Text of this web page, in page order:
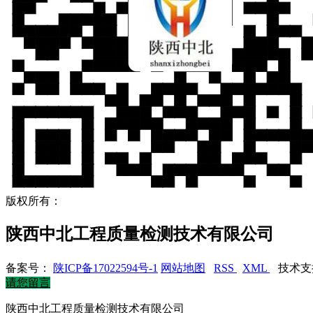
版权所有：
陕西中北工程质量检测技术有限公司
备案号： 陕ICP备17022594号-1 网站地图 RSS XML
技术支
请您留言
陕西中北工程质量检测技术有限公司